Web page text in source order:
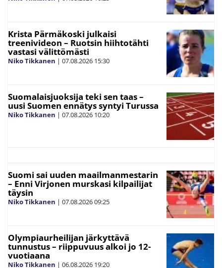
Krista Pärmäkoski julkaisi
treenivideon – Ruotsin hiihtotähti
vastasi välittömästi
Niko Tikkanen | 07.08.2026 15:30
Suomalaisjuoksija teki sen taas –
uusi Suomen ennätys syntyi Turussa
Niko Tikkanen | 07.08.2026 10:20
Suomi sai uuden maailmanmestarin
– Enni Virjonen murskasi kilpailijat
täysin
Niko Tikkanen | 07.08.202609:25
Olympiaurheilijan järkyttävä
tunnustus – riippuvuus alkoi jo 12-
vuotiaana
Niko Tikkanen | 06.08.2026 19:20